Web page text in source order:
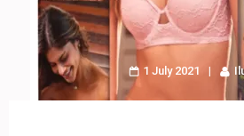
1 July 2021